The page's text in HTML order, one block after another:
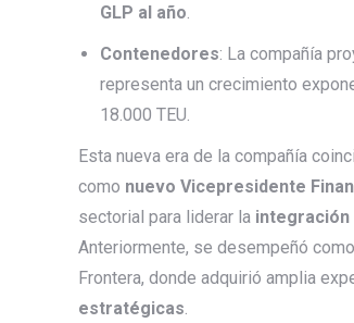
GLP al año
Contenedores: La compañía
representa un crecimiento
18.000 TEU.
Esta nueva era de la compañía
como nuevo Vicepresidente
sectorial para liderar la integración
Anteriormente, se desempeñó como
Frontera, donde adquirió amplia
estratégicas